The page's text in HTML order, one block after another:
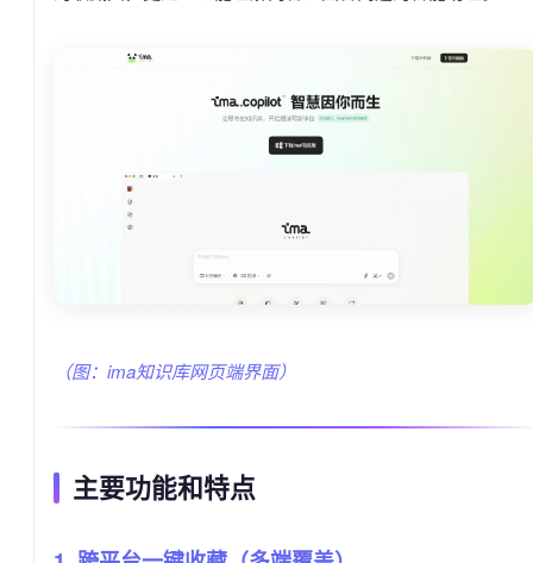
（图：ima知识库网页端界面）
主要功能和特点